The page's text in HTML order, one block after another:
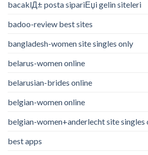
bacaklД± posta sipariЕџi gelin siteleri
badoo-review best sites
bangladesh-women site singles only
belarus-women online
belarusian-brides online
belgian-women online
belgian-women+anderlecht site singles
best apps